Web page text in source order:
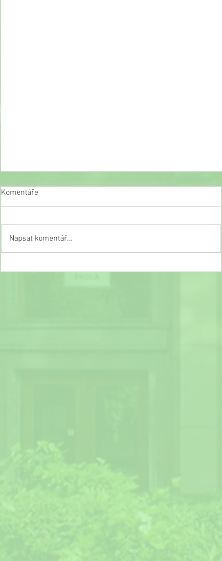
Slavnostní ukončení školního roku
Komentáře
Napsat komentář...